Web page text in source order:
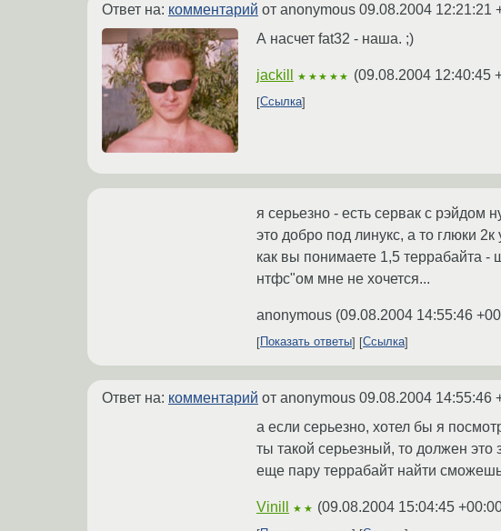
Ответ на: комментарий от anonymous 09.08.2004 12:21:21
А насчет fat32 - наша. ;)
jackill ★★★★★ (09.08.2004 12:40:45
Ссылка
я серьезно - есть сервак с
это добро под линукс, а то глюки
как вы понимаете 1,5 террабайта -
нтфс"ом мне не хочется...
anonymous (09.08.2004 14:55:46
Показать ответы Ссылка
Ответ на: комментарий от anonymous 09.08.2004 14:55:46
а если серьезно, хотел бы я
ты такой серьезный, то должен это
еще пару террабайт найти
Vinill ★★ (09.08.2004 15:04:45